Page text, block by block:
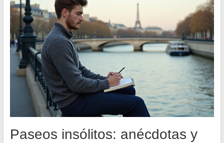
Paseos insólitos: anécdotas y